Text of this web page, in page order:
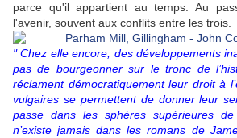
parce qu'il appartient au temps. Au
l'avenir, souvent aux conflits entre les trois.
" Chez elle encore, des développements
pas de bourgeonner sur le tronc de
réclament démocratiquement leur droit à
vulgaires se permettent de donner leur
passe dans les sphères supérieures
n’existe jamais dans les romans de